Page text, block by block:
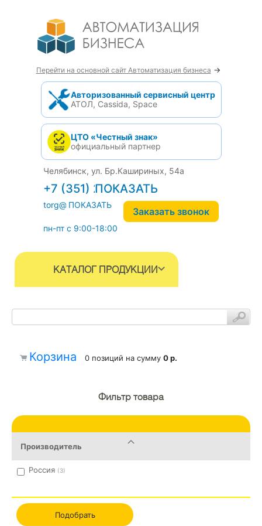
Перейти на основной сайт Автоматизация бизнеса →
Авторизованный сервисный центр
АТОЛ, Cassida, Space
ЦТО «Честный знак»
официальный партнер
Челябинск, ул. Бр.Кашириных, 54а
+7 (351) 242-04-09
torg@1cab.ru
Заказать звонок
пн-пт с 9:00-18:00
КАТАЛОГ ПРОДУКЦИИ
Корзина 0 позиций на сумму 0 р.
Фильтр товара
Производитель
Россия (3)
Подобрать